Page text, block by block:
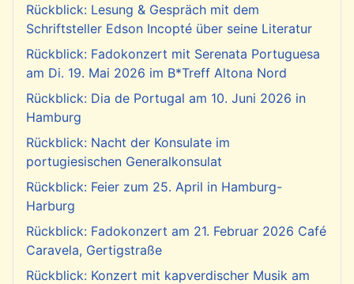
Rückblick: Lesung & Gespräch mit dem
Schriftsteller Edson Incopté über seine Literatur
Rückblick: Fadokonzert mit Serenata Portuguesa
am Di. 19. Mai 2026 im B*Treff Altona Nord
Rückblick: Dia de Portugal am 10. Juni 2026 in
Hamburg
Rückblick: Nacht der Konsulate im
portugiesischen Generalkonsulat
Rückblick: Feier zum 25. April in Hamburg-
Harburg
Rückblick: Fadokonzert am 21. Februar 2026 Café
Caravela, Gertigstraße
Rückblick: Konzert mit kapverdischer Musik am